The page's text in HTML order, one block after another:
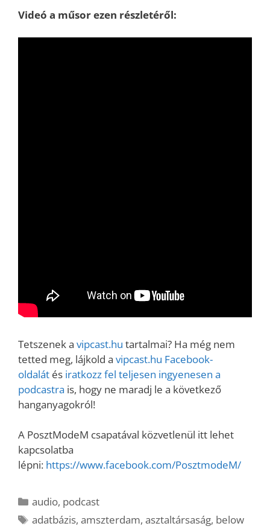
Videó a műsor ezen részletéről:
Tetszenek a vipcast.hu tartalmai? Ha még nem
tetted meg, lájkold a vipcast.hu Facebook-
oldalát és iratkozz fel teljesen ingyenesen a
podcastra is, hogy ne maradj le a következő
hanganyagokról!
A PosztModeM csapatával közvetlenül itt lehet
kapcsolatba
lépni: https://www.facebook.com/PosztmodeM/
Kategória
audio, podcast
Címkék
adatbázis,amszterdam,asztaltársaság, below